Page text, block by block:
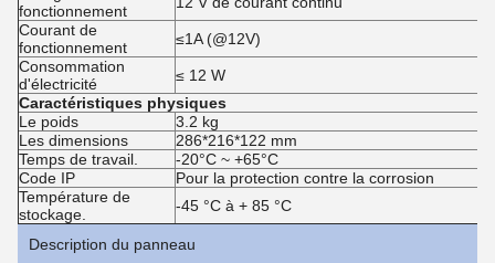
fonctionnement
Courant de
fonctionnement
≤1A (@12V)
Consommation
d'électricité
≤ 12 W
Caractéristiques physiques
Le poids
3.2 kg
Les dimensions
286*216*122 mm
Temps de travail.
-20°C ~ +65°C
Code IP
Pour la protection contre la corrosion
Température de
stockage.
-45 °C à + 85 °C
Description du panneau